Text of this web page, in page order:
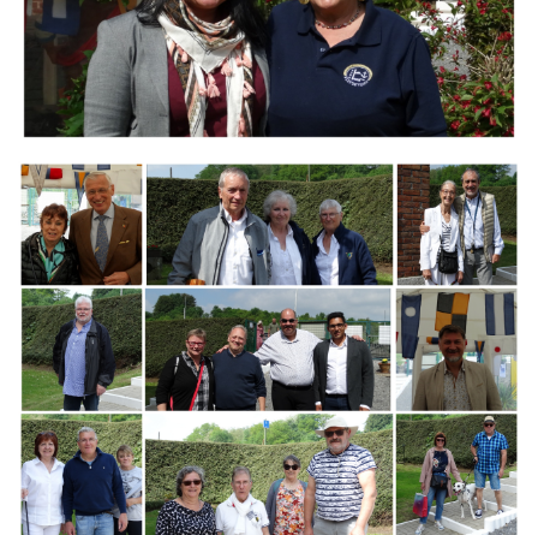
Branding
ARMCHAIR